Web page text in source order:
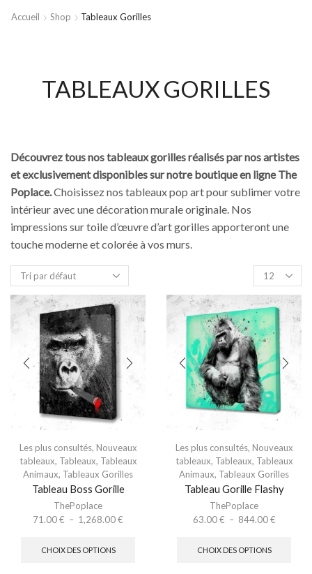
Accueil Shop Tableaux Gorilles
TABLEAUX GORILLES
Découvrez tous nos tableaux gorilles réalisés par nos artistes
et exclusivement disponibles sur notre boutique en ligne The
Poplace.Choisissez nos tableaux pop art pour sublimer votre
intérieur avec une décoration murale originale. Nos
impressions sur toile d’œuvre d’art gorilles apporteront une
touche moderne et colorée à vos murs.
Les plus consultés, Nouveaux
tableaux, Tableaux, Tableaux
Animaux, Tableaux Gorilles
Tableau Boss Gorille
ThePoplace
71.00€ – 1,268.00€
CHOIX DES OPTIONS
Les plus consultés, Nouveaux
tableaux, Tableaux, Tableaux
Animaux, Tableaux Gorilles
Tableau Gorille Flashy
ThePoplace
63.00€ – 844.00€
CHOIX DES OPTIONS